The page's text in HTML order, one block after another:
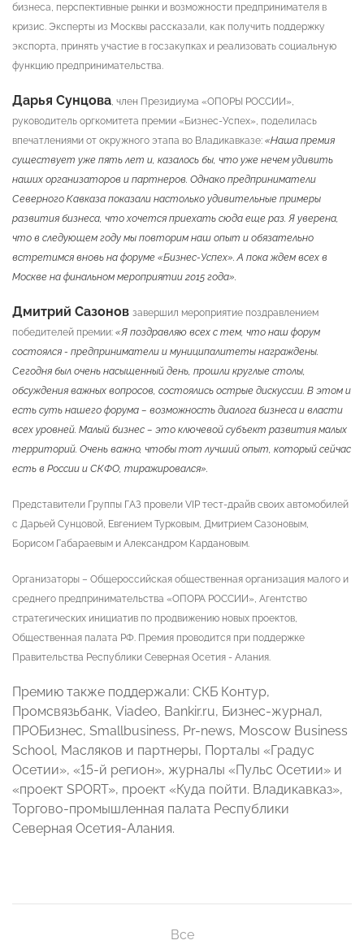
бизнеса, перспективные рынки и возможности предпринимателя в
кризис. Эксперты из Москвы рассказали, как получить поддержку
экспорта, принять участие в госзакупках и реализовать социальную
функцию предпринимательства.
Дарья Сунцова , член Президиума «ОПОРЫ РОССИИ»,
руководитель оргкомитета премии «Бизнес-Успех», поделилась
впечатлениями от окружного этапа во Владикавказе: «Наша премия
существует уже пять лет и, казалось бы, что уже нечем удивить
наших организаторов и партнеров. Однако предприниматели
Северного Кавказа показали настолько удивительные примеры
развития бизнеса, что хочется приехать сюда еще раз. Я уверена,
что в следующем году мы повторим наш опыт и обязательно
встретимся вновь на форуме «Бизнес-Успех». А пока ждем всех в
Москве на финальном мероприятии 2015 года».
Дмитрий Сазонов завершил мероприятие поздравлением
победителей премии: «Я поздравляю всех с тем, что наш форум
состоялся - предприниматели и муниципалитеты награждены.
Сегодня был очень насыщенный день, прошли круглые столы,
обсуждения важных вопросов, состоялись острые дискуссии. В этом и
есть суть нашего форума – возможность диалога бизнеса и власти
всех уровней. Малый бизнес – это ключевой субъект развития малых
территорий. Очень важно, чтобы тот лучший опыт, который сейчас
есть в России и СКФО, тиражировался».
Представители Группы ГАЗ провели VIP тест-драйв своих автомобилей
с Дарьей Сунцовой, Евгением Турковым, Дмитрием Сазоновым,
Борисом Габараевым и Александром Кардановым.
Организаторы – Общероссийская общественная организация малого и
среднего предпринимательства «ОПОРА РОССИИ», Агентство
стратегических инициатив по продвижению новых проектов,
Общественная палата РФ. Премия проводится при поддержке
Правительства Республики Северная Осетия - Алания.
Премию также поддержали: СКБ Контур,
Промсвязьбанк, Viadeo, Bankir.ru, Бизнес-журнал,
ПРОБизнес, Smallbusiness, Pr-news, Moscow Business
Sсhool, Масляков и партнеры, Порталы «Градус
Осетии», «15-й регион», журналы «Пульс Осетии» и
«проект SPORT», проект «Куда пойти. Владикавказ»,
Торгово-промышленная палата Республики
Северная Осетия-Алания.
Все